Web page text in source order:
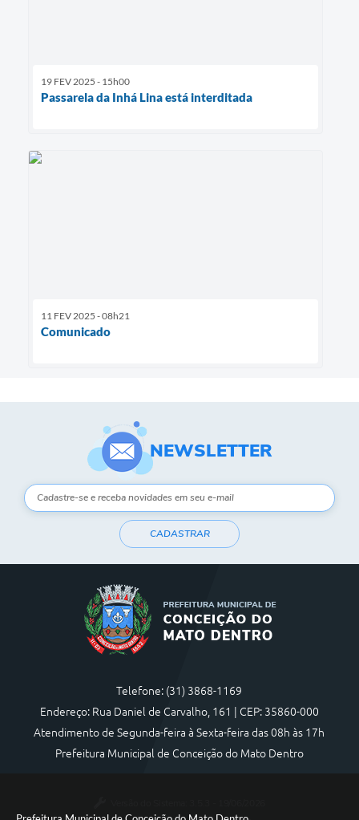
19 FEV 2025 - 15h00
Passarela da Inhá Lina está interditada
11 FEV 2025 - 08h21
Comunicado
NEWSLETTER
CADASTRAR
Telefone: (31) 3868-1169
Endereço: Rua Daniel de Carvalho, 161 | CEP: 35860-000
Atendimento de Segunda-feira à Sexta-feira das 08h às 17h
Prefeitura Municipal de Conceição do Mato Dentro